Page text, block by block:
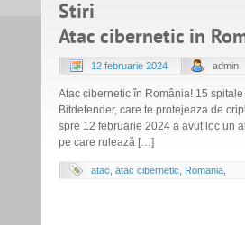
Stiri
Atac cibernetic in
12 februarie 2024 admin
Atac cibernetic în România! 15
Bitdefender, care te protejeaza de
spre 12 februarie 2024 a avut loc un
pe care rulează […]
atac atac cibernetic Romania